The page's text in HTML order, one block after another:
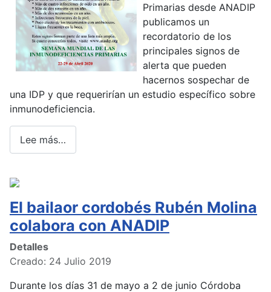
Primarias desde ANADIP
publicamos un
recordatorio de los
principales signos de
alerta que pueden
hacernos sospechar de
una IDP y que requerirían un estudio específico sobre
inmunodeficiencia.
Lee más…
El bailaor cordobés Rubén Molina
colabora con ANADIP
Detalles
Creado: 24 Julio 2019
Durante los días 31 de mayo a 2 de junio Córdoba